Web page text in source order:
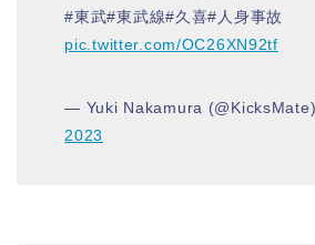
#東武#東武線#久喜#人身事故
pic.twitter.com/OC26XN92tf
— Yuki Nakamura
2023